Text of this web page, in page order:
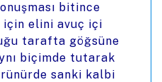
bitince
elini avuç içi
tarafta göğsüne
biçimde tutarak
sanki kalbi